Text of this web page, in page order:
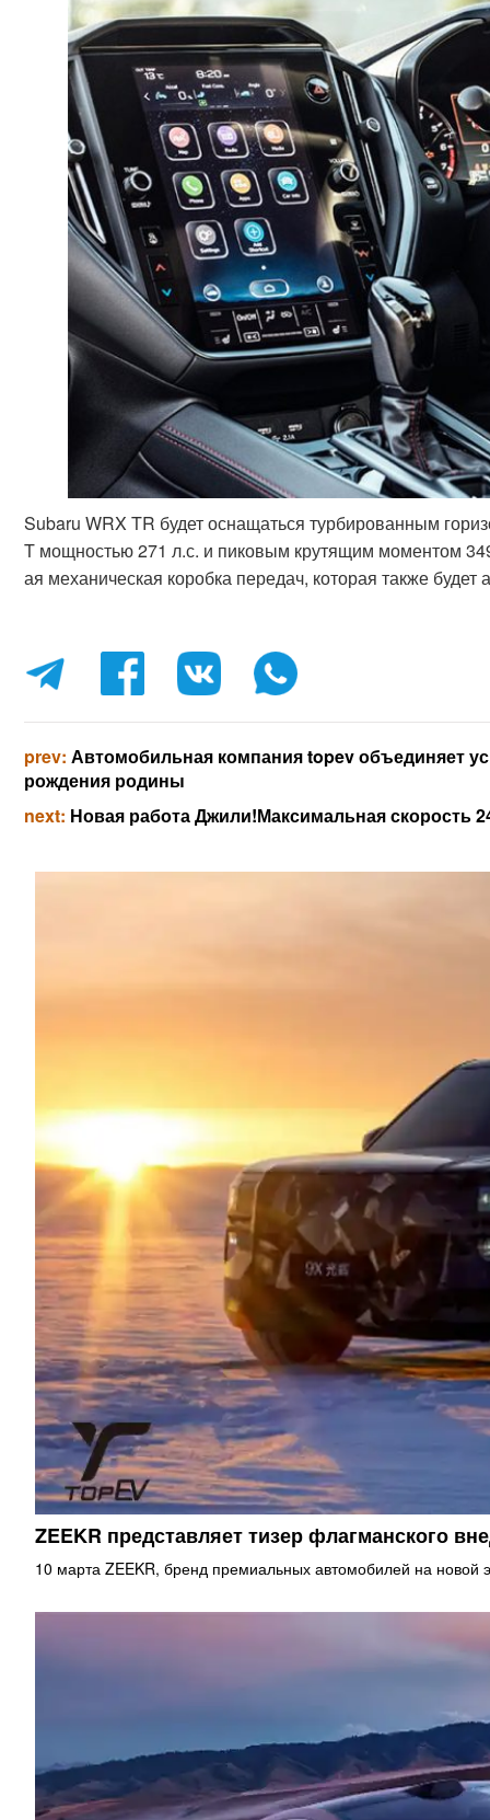
Subaru WRX TR будет оснащаться турбированным
T мощностью 271 л.с. и пиковым крутящим моментом
ая механическая коробка передач, которая также
prev:Автомобильная компания topev объединяет
рождения родины
next: Новая работа Джили!Максимальная скорость
ZEEKR представляет тизер флагманского
10 марта ZEEKR, бренд премиальных автомобилей на новой